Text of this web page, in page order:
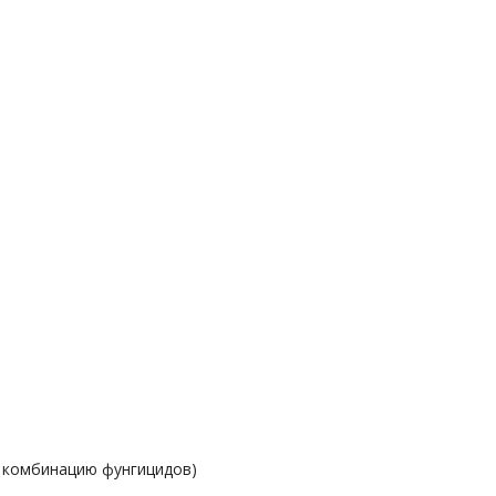
фунгицидов)